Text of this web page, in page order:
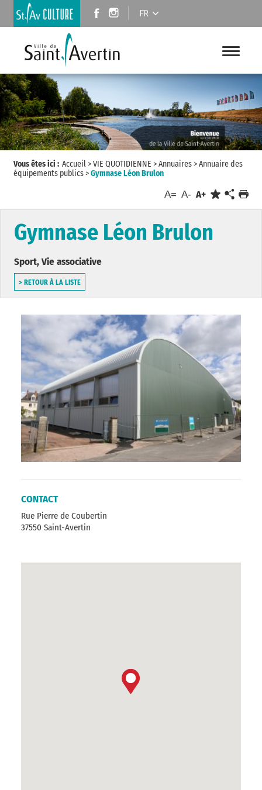
FR
Vous êtes ici : Accueil>VIE QUOTIDIENNE >Annuaires>Annuaire des
équipements publics>Gymnase Léon Brulon
A= A- A+
Gymnase Léon Brulon
Sport, Vie associative
> RETOUR À LA LISTE
CONTACT
Rue Pierre de Coubertin
37550 Saint-Avertin